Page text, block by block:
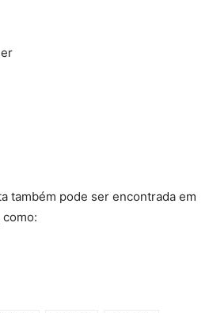
também pode ser encontrada em